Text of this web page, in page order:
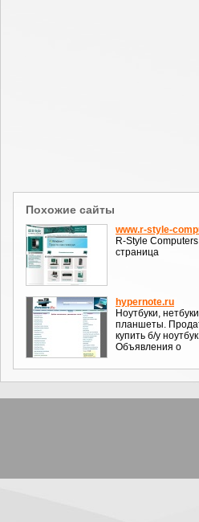
Похожие сайты
www.r-style-
R-Style
страница
hypernote.ru
Ноутбуки,
планшеты.
купить б/у
Объявления о